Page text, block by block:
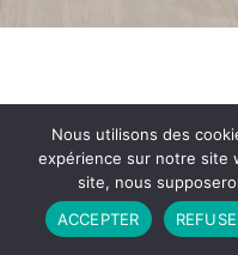
Partenariat Contact
Copyright © 2026 -
Nous utilisons des
expérience sur notre site
site, nous
ACCEPTER